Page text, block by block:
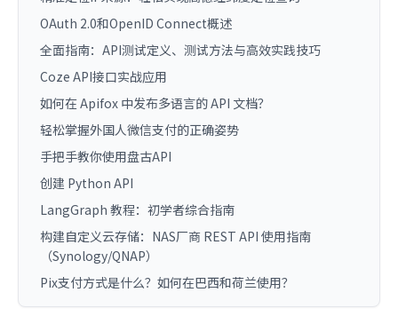
OAuth 2.0和OpenID Connect概述
全面指南：API测试定义、测试方法与高效实践技巧
Coze API接口实战应用
如何在 Apifox 中发布多语言的 API 文档？
轻松掌握外国人微信支付的正确姿势
手把手教你使用盘古API
创建 Python API
LangGraph 教程：初学者综合指南
构建自定义云存储：NAS厂商 REST API 使用指南
（Synology/QNAP）
Pix支付方式是什么？如何在巴西和荷兰使用？